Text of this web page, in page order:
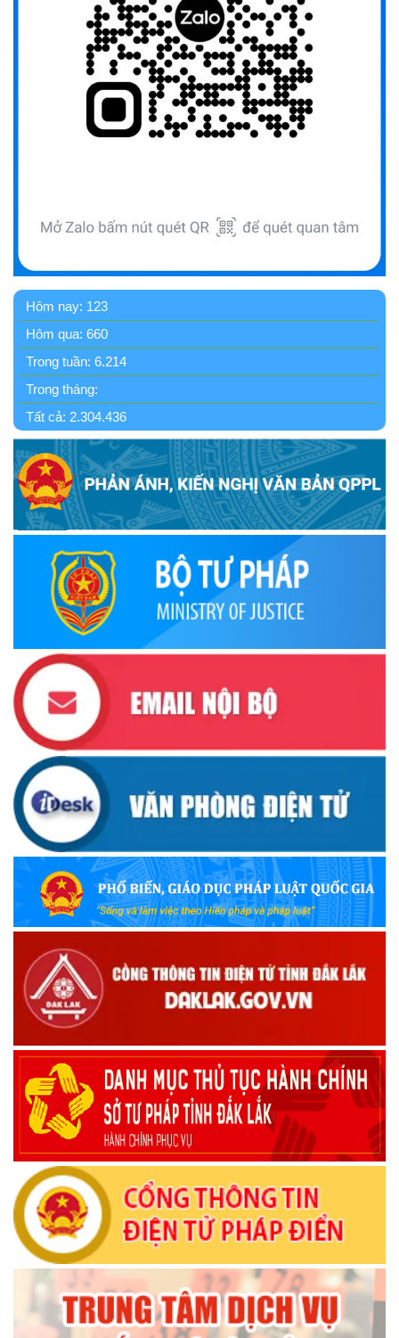
Bộ Quốc phòng công bố thủ tục hành chính đủ điều kiện
tái cấu trúc thực hiện toàn trình, một phần trên môi trường
(09/10/2025)
Bộ Chính trị, Ban Bí thư kết luận về phân cấp, phân quyền
trong vận hành chính quyền địa phương 2 cấp
sự (sửa đổi) và Luật Tổ chức cơ quan điều tra (sửa đổi)
theo Nghị định 168
(13/11/2025)
Tài liệu hỏi đáp văn kiện đại hội Đảng bộ tỉnh Đắk Lắk lần
thứ I
(12/11/2025)
Ủy ban Thường vụ Quốc hội ban hành Nghị quyết mới,
hoàn thiện quy trình bầu cử
(30/10/2025)
Quyết định ban hành danh sách thành viên Hội đồng phối
hợp phổ biến, giáo dục pháp luật tỉnh Đắk Lắk
(22/10/2025)
Đắk Lắk triển khai Cuộc vận động “Toàn dân rèn luyện
thân thể theo gương Bác Hồ vĩ đại” giai đoạn 2026-2030
(13/10/2025)
Ủy ban Mặt trận Tổ quốc Việt Nam tỉnh kêu gọi vận động
ủng hộ đồng bào khắc phục thiệt hại do bão số 10 gây ra
(12/10/2025)
UBND TỈNH ĐẮK LẮK KHUYẾN CÁO NGƯỜI DÂN TĂNG
CƯỜNG PHÒNG, CHỐNG BỆNH TẢ
(09/10/2025)
Bộ Quốc phòng công bố thủ tục hành chính đủ điều kiện
tái cấu trúc thực hiện toàn trình, một phần trên môi trường
điện tử
(09/10/2025)
Bộ Chính trị, Ban Bí thư kết luận về phân cấp, phân quyền
trong vận hành chính quyền địa phương 2 cấp
(08/10/2025)
Hôm nay: 123
Hôm qua: 660
Trong tuần: 6.214
Trong tháng:
Tất cả: 2.304.436